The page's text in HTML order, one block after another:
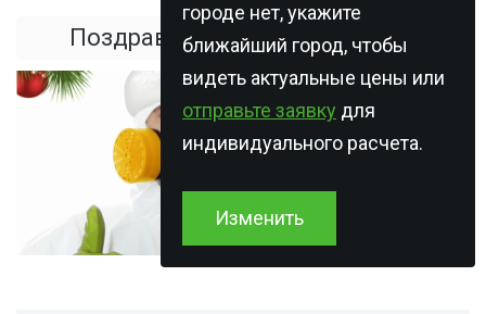
городе нет, укажите
ближайший город, чтобы
видеть актуальные цены или
отправьте заявку для
индивидуального расчета.
Изменить
Поздравляем с Новым годом!